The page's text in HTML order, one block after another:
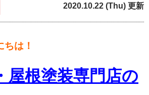
2020.10.22 (Thu) 更新
は！
屋根塗装専門店の